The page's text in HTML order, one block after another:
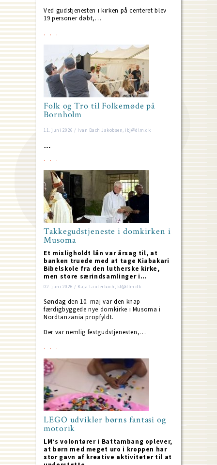
Ved gudstjenesten i kirken på centeret blev
19 personer døbt,…
Folk og Tro til Folkemøde på
Bornholm
11. juni 2026 / Ivan Bach Jakobsen, ibj@dlm.dk
…
Takkegudstjeneste i domkirken i
Musoma
Et misligholdt lån var årsag til, at
banken truede med at tage Kiabakari
Bibelskole fra den lutherske kirke,
men store særindsamlinger i…
02. juni 2026 / Kaja Lauterbach, kl@dlm.dk
Søndag den 10. maj var den knap
færdigbyggede nye domkirke i Musoma i
Nordtanzania propfyldt.
Der var nemlig festgudstjenesten,…
LEGO udvikler børns fantasi og
motorik
LM’s volontører i Battambang oplever,
at børn med meget uro i kroppen har
stor gavn af kreative aktiviteter til at